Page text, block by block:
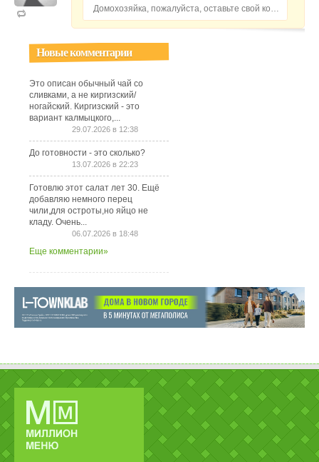
Домохозяйка, пожалуйста, оставьте свой комментарий...
Новые комментарии
Это описан обычный чай со
сливками, а не киргизский/
ногайский. Киргизский - это
вариант калмыцкого,...
29.07.2026 в 12:38
До готовности - это сколько?
13.07.2026 в 22:23
Готовлю этот салат лет 30. Ещё
добавляю немного перец
чили,для остроты,но яйцо не
кладу. Очень...
06.07.2026 в 18:48
Еще комментарии»